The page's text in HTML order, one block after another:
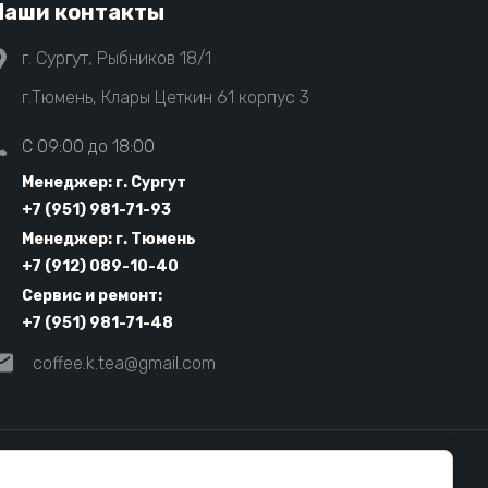
контакты
г. Сургут, Рыбников 18/1
г.Тюмень, Клары Цеткин 61 корпус 3
C 09:00 до 18:00
Менеджер: г. Сургут
+7 (951) 981-71-93
Менеджер: г. Тюмень
+7 (912) 089-10-40
Сервис и ремонт:
+7 (951) 981-71-48
coffee.k.tea@gmail.com